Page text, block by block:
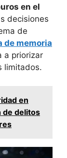
en el
decisiones
de
de memoria
a priorizar
limitados.
en
de delitos